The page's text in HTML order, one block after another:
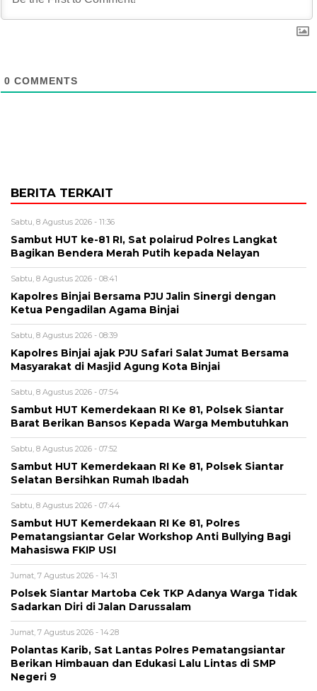
0 COMMENTS
BERITA TERKAIT
Sabtu, 8 Agustus 2026 - 11:36
Sambut HUT ke-81 RI, Sat polairud Polres Langkat
Bagikan Bendera Merah Putih kepada Nelayan
Sabtu, 8 Agustus 2026 - 08:41
Kapolres Binjai Bersama PJU Jalin Sinergi dengan
Ketua Pengadilan Agama Binjai
Sabtu, 8 Agustus 2026 - 08:39
Kapolres Binjai ajak PJU Safari Salat Jumat Bersama
Masyarakat di Masjid Agung Kota Binjai
Sabtu, 8 Agustus 2026 - 07:54
Sambut HUT Kemerdekaan RI Ke 81, Polsek Siantar
Barat Berikan Bansos Kepada Warga Membutuhkan
Sabtu, 8 Agustus 2026 - 07:52
Sambut HUT Kemerdekaan RI Ke 81, Polsek Siantar
Selatan Bersihkan Rumah Ibadah
Sabtu, 8 Agustus 2026 - 07:44
Sambut HUT Kemerdekaan RI Ke 81, Polres
Pematangsiantar Gelar Workshop Anti Bullying Bagi
Mahasiswa FKIP USI
Jumat, 7 Agustus 2026 - 14:31
Polsek Siantar Martoba Cek TKP Adanya Warga Tidak
Sadarkan Diri di Jalan Darussalam
Jumat, 7 Agustus 2026 - 14:28
Polantas Karib, Sat Lantas Polres Pematangsiantar
Berikan Himbauan dan Edukasi Lalu Lintas di SMP
Negeri 9